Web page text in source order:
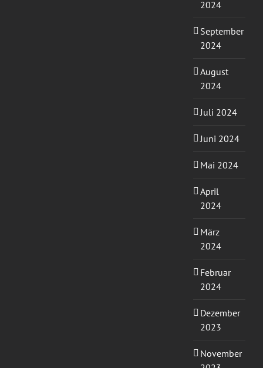
2024
September
2024
August
2024
Juli 2024
Juni 2024
Mai 2024
April
2024
März
2024
Februar
2024
Dezember
2023
November